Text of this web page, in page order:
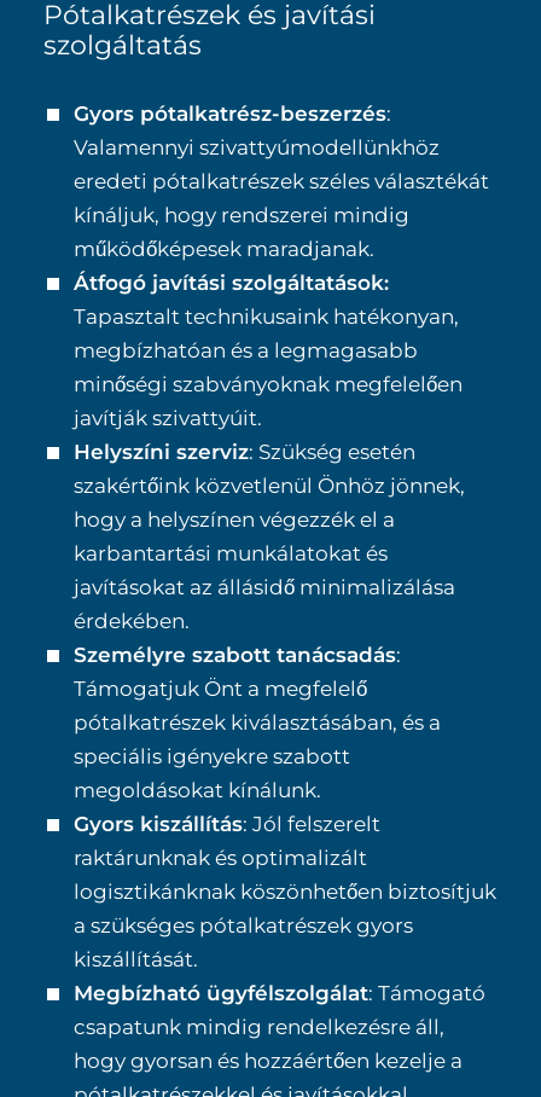
Pótalkatrészek és javítási
szolgáltatás
Gyors pótalkatrész-beszerzés:
Valamennyi szivattyúmodellünkhöz
eredeti pótalkatrészek széles választékát
kínáljuk, hogy rendszerei mindig
működőképesek maradjanak.
Átfogó javítási szolgáltatások:
Tapasztalt technikusaink hatékonyan,
megbízhatóan és a legmagasabb
minőségi szabványoknak megfelelően
javítják szivattyúit.
Helyszíni szerviz: Szükség esetén
szakértőink közvetlenül Önhöz jönnek,
hogy a helyszínen végezzék el a
karbantartási munkálatokat és
javításokat az állásidő minimalizálása
érdekében.
Személyre szabott tanácsadás:
Támogatjuk Önt a megfelelő
pótalkatrészek kiválasztásában, és a
speciális igényekre szabott
megoldásokat kínálunk.
Gyors kiszállítás: Jól felszerelt
raktárunknak és optimalizált
logisztikánknak köszönhetően biztosítjuk
a szükséges pótalkatrészek gyors
kiszállítását.
Megbízható ügyfélszolgálat: Támogató
csapatunk mindig rendelkezésre áll,
hogy gyorsan és hozzáértően kezelje a